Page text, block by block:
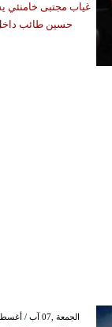
غياب مجتبى خامنئي
حسين طائب داخل
GMT 02:11 2026 الجمعة ,07 آب / أغسطس